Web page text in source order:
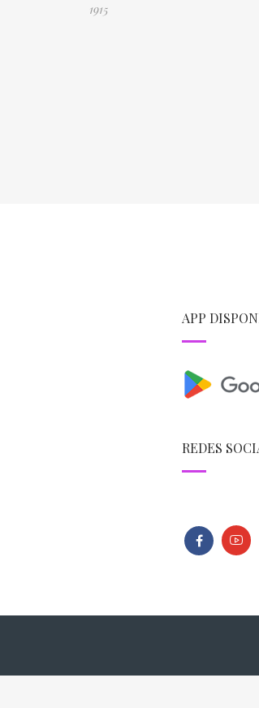
1915
APP
REDES